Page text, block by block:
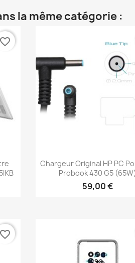
la même catégorie :
favorite_border
Aperçu rapide
Chargeur Original HP PC
Probook 430 G5 (65W)
59,00 €
favorite_border